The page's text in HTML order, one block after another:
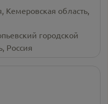
Кемеровская область,
городской
Россия